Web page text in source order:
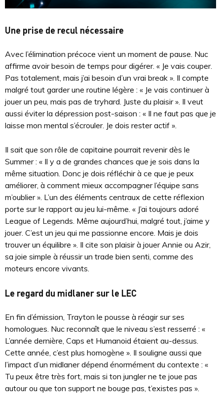
Une prise de recul nécessaire
Avec l’élimination précoce vient un moment de pause. Nuc
affirme avoir besoin de temps pour digérer. « Je vais couper.
Pas totalement, mais j’ai besoin d’un vrai break ». Il compte
malgré tout garder une routine légère : « Je vais continuer à
jouer un peu, mais pas de tryhard. Juste du plaisir ». Il veut
aussi éviter la dépression post-saison : « Il ne faut pas que je
laisse mon mental s’écrouler. Je dois rester actif ».
Il sait que son rôle de capitaine pourrait revenir dès le
Summer : « Il y a de grandes chances que je sois dans la
même situation. Donc je dois réfléchir à ce que je peux
améliorer, à comment mieux accompagner l’équipe sans
m’oublier ». L’un des éléments centraux de cette réflexion
porte sur le rapport au jeu lui-même. « J’ai toujours adoré
League of Legends. Même aujourd’hui, malgré tout, j’aime y
jouer. C’est un jeu qui me passionne encore. Mais je dois
trouver un équilibre ». Il cite son plaisir à jouer Annie ou Azir,
sa joie simple à réussir un trade bien senti, comme des
moteurs encore vivants.
Le regard du midlaner sur le LEC
En fin d’émission, Trayton le pousse à réagir sur ses
homologues. Nuc reconnaît que le niveau s’est resserré : «
L’année dernière, Caps et Humanoid étaient au-dessus.
Cette année, c’est plus homogène ». Il souligne aussi que
l’impact d’un midlaner dépend énormément du contexte : «
Tu peux être très fort, mais si ton jungler ne te joue pas
autour ou que ton support ne bouge pas, t’existes pas ».